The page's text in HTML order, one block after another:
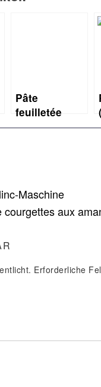
Pâte
feuilletée
rapide
Maschine
courgettes aux
Erforderliche